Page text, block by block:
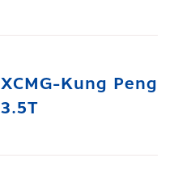
XCMG-Kung Peng
3.5T